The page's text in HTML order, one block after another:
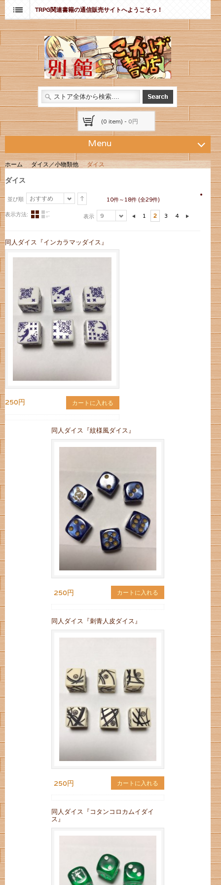
TRPG関連書籍の通信販売サイトへようこそっ！
(0 item) - 0円
Menu
ホーム ダイス／小物類他 ダイス
ダイス
並び順 おすすめ 10件～18件 (全29件)
表示方法: 表示 9 1 2 3 4
同人ダイス『インカラマッダイス』
250円 カートに入れる
同人ダイス『紋様風ダイス』
250円 カートに入れる
同人ダイス『刺青人皮ダイス』
250円 カートに入れる
同人ダイス『コタンコロカムイダイ
ス』